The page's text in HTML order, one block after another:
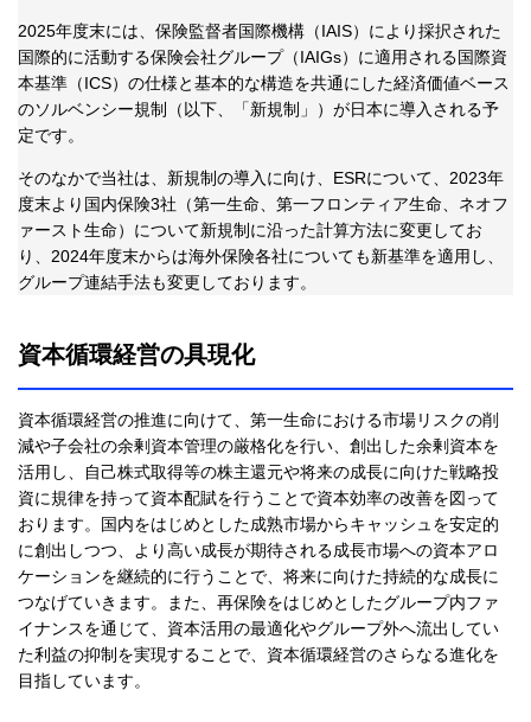
2025年度末には、保険監督者国際機構（IAIS）により採択された
国際的に活動する保険会社グループ（IAIGs）に適用される国際資
本基準（ICS）の仕様と基本的な構造を共通にした経済価値ベース
のソルベンシー規制（以下、「新規制」）が日本に導入される予
定です。
そのなかで当社は、新規制の導入に向け、ESRについて、2023年
度末より国内保険3社（第一生命、第一フロンティア生命、ネオフ
ァースト生命）について新規制に沿った計算方法に変更してお
り、2024年度末からは海外保険各社についても新基準を適用し、
グループ連結手法も変更しております。
資本循環経営の具現化
資本循環経営の推進に向けて、第一生命における市場リスクの削
減や子会社の余剰資本管理の厳格化を行い、創出した余剰資本を
活用し、自己株式取得等の株主還元や将来の成長に向けた戦略投
資に規律を持って資本配賦を行うことで資本効率の改善を図って
おります。国内をはじめとした成熟市場からキャッシュを安定的
に創出しつつ、より高い成長が期待される成長市場への資本アロ
ケーションを継続的に行うことで、将来に向けた持続的な成長に
つなげていきます。また、再保険をはじめとしたグループ内ファ
イナンスを通じて、資本活用の最適化やグループ外へ流出してい
た利益の抑制を実現することで、資本循環経営のさらなる進化を
目指しています。